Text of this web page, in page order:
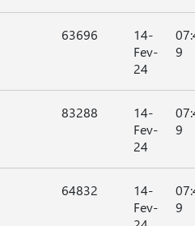
63696
14-
Fev-
24
9
83288
14-
Fev-
24
9
64832
14-
Fev-
9